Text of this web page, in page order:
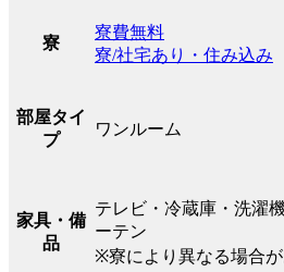
寮
寮費無料
寮/社宅あり・住み込み
部屋タイ
プ
ワンルーム
家具・備
品
テレビ・冷蔵庫・洗濯
ーテン
※寮により異なる場合